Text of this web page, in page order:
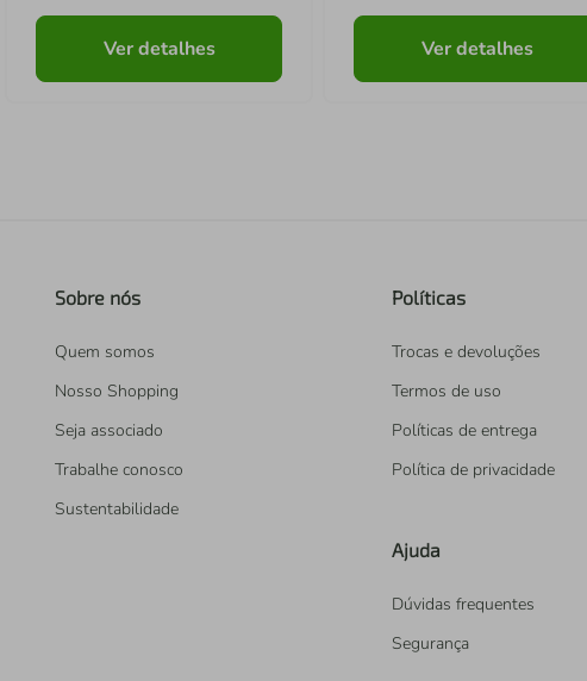
Ver detalhes Ver detalhes
Sobre nós
Quem somos
Nosso Shopping
Seja associado
Trabalhe conosco
Sustentabilidade
Políticas
Trocas e devoluções
Termos de uso
Políticas de entrega
Política de privacidade
Ajuda
Dúvidas frequentes
Segurança